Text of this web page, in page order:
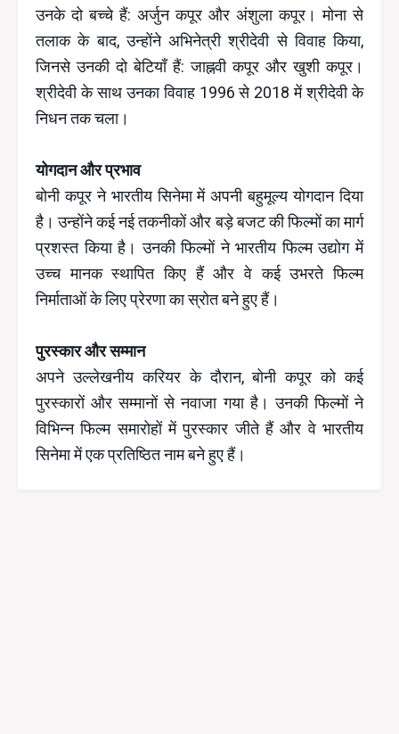
उनके दो बच्चे हैं: अर्जुन कपूर और अंशुला कपूर। मोना से
तलाक के बाद, उन्होंने अभिनेत्री श्रीदेवी से विवाह किया,
जिनसे उनकी दो बेटियाँ हैं: जाह्नवी कपूर और खुशी कपूर।
श्रीदेवी के साथ उनका विवाह 1996 से 2018 में श्रीदेवी के
निधन तक चला।
योगदान और प्रभाव
बोनी कपूर ने भारतीय सिनेमा में अपनी बहुमूल्य योगदान दिया
है। उन्होंने कई नई तकनीकों और बड़े बजट की फिल्मों का मार्ग
प्रशस्त किया है। उनकी फिल्मों ने भारतीय फिल्म उद्योग में
उच्च मानक स्थापित किए हैं और वे कई उभरते फिल्म
निर्माताओं के लिए प्रेरणा का स्रोत बने हुए हैं।
पुरस्कार और सम्मान
अपने उल्लेखनीय करियर के दौरान, बोनी कपूर को कई
पुरस्कारों और सम्मानों से नवाजा गया है। उनकी फिल्मों ने
विभिन्न फिल्म समारोहों में पुरस्कार जीते हैं और वे भारतीय
सिनेमा में एक प्रतिष्ठित नाम बने हुए हैं।